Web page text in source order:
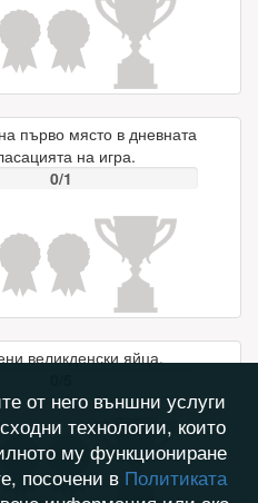
първо място в дневната
на игра.
0/1
великденски яйца.
от него външни услуги
технологии, които
му функциониране
посочени в Политиката